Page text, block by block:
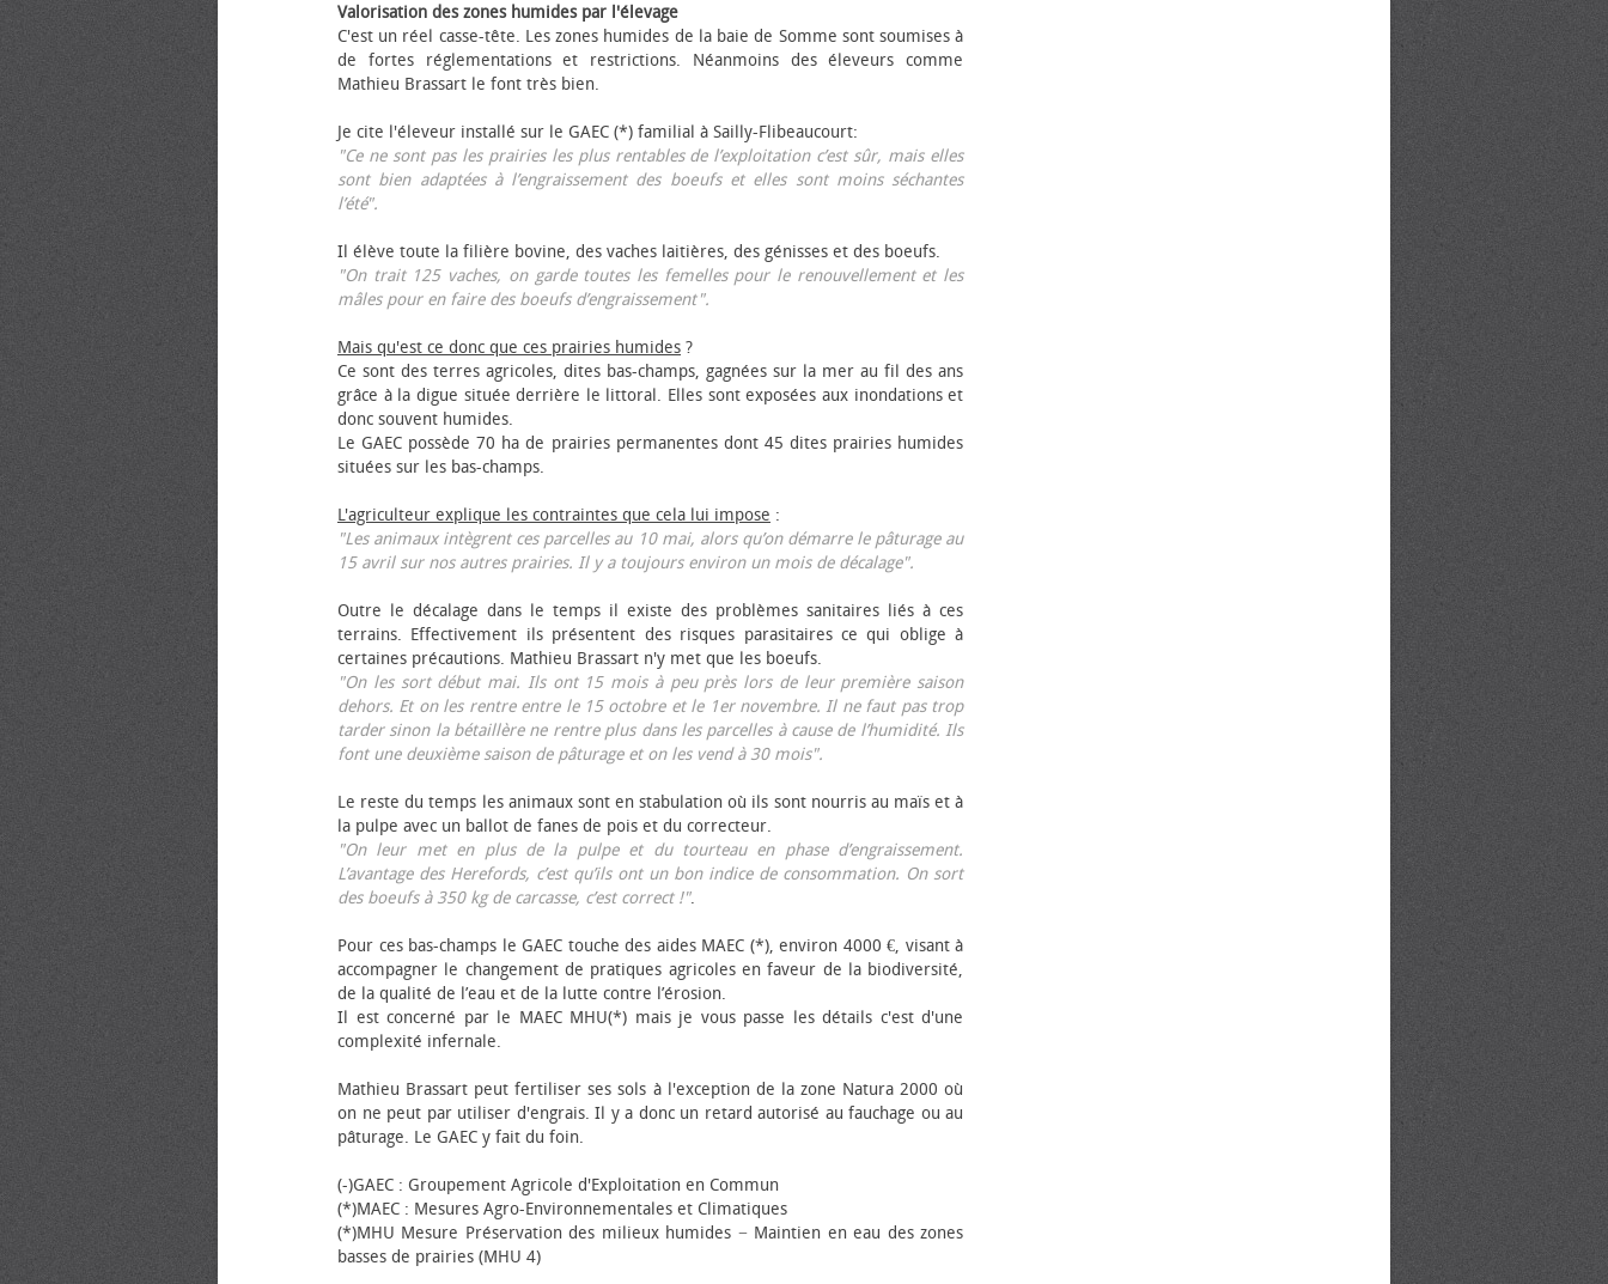
Valorisation des zones humides par l'élevage
C'est un réel casse-tête. Les zones humides de la baie de Somme sont soumises à
de fortes réglementations et restrictions. Néanmoins des éleveurs comme
Mathieu Brassart le font très bien.
Je cite l'éleveur installé sur le GAEC (*) familial à Sailly-Flibeaucourt:
"Ce ne sont pas les prairies les plus rentables de l’exploitation c’est sûr, mais elles
sont bien adaptées à l’engraissement des bœufs et elles sont moins séchantes
l’été".
Il élève toute la filière bovine, des vaches laitières, des génisses et des bœufs.
"On trait 125 vaches, on garde toutes les femelles pour le renouvellement et les
mâles pour en faire des bœufs d’engraissement".
Mais qu'est ce donc que ces prairies humides ?
Ce sont des terres agricoles, dites bas-champs, gagnées sur la mer au fil des ans
grâce à la digue située derrière le littoral. Elles sont exposées aux inondations et
donc souvent humides.
Le GAEC possède 70 ha de prairies permanentes dont 45 dites prairies humides
situées sur les bas-champs.
L'agriculteur explique les contraintes que cela lui impose :
"Les animaux intègrent ces parcelles au 10 mai, alors qu’on démarre le pâturage au
15 avril sur nos autres prairies. Il y a toujours environ un mois de décalage".
Outre le décalage dans le temps il existe des problèmes sanitaires liés à ces
terrains. Effectivement ils présentent des risques parasitaires ce qui oblige à
certaines précautions. Mathieu Brassart n'y met que les bœufs.
"On les sort début mai. Ils ont 15 mois à peu près lors de leur première saison
dehors. Et on les rentre entre le 15 octobre et le 1er novembre. Il ne faut pas trop
tarder sinon la bétaillère ne rentre plus dans les parcelles à cause de l’humidité. Ils
font une deuxième saison de pâturage et on les vend à 30 mois".
Le reste du temps les animaux sont en stabulation où ils sont nourris au maïs et à
la pulpe avec un ballot de fanes de pois et du correcteur.
"On leur met en plus de la pulpe et du tourteau en phase d’engraissement.
L’avantage des Herefords, c’est qu’ils ont un bon indice de consommation. On sort
des bœufs à 350 kg de carcasse, c’est correct !".
Pour ces bas-champs le GAEC touche des aides MAEC (*), environ 4000 €, visant à
accompagner le changement de pratiques agricoles en faveur de la biodiversité,
de la qualité de l’eau et de la lutte contre l’érosion.
Il est concerné par le MAEC MHU(*) mais je vous passe les détails c'est d'une
complexité infernale.
Mathieu Brassart peut fertiliser ses sols à l'exception de la zone Natura 2000 où
on ne peut par utiliser d'engrais. Il y a donc un retard autorisé au fauchage ou au
pâturage. Le GAEC y fait du foin.
(-)GAEC : Groupement Agricole d'Exploitation en Commun
(*)MAEC : Mesures Agro-Environnementales et Climatiques
(*)MHU Mesure Préservation des milieux humides − Maintien en eau des zones
basses de prairies (MHU 4)